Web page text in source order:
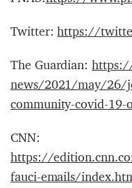
Twitter:https://
The Guardian:
news/2021/may/26/
community-covid-19-
CNN:
https://
fauci-emails/